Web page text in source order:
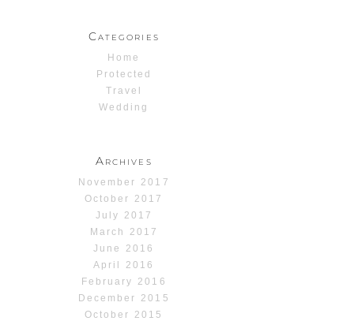
Categories
Home
Protected
Travel
Wedding
Archives
November 2017
October 2017
July 2017
March 2017
June 2016
April 2016
February 2016
December 2015
October 2015